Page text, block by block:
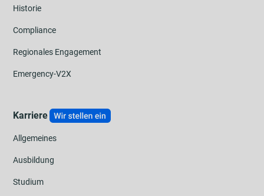
Historie
Compliance
Regionales Engagement
Emergency-V2X
Karriere
Allgemeines
Ausbildung
Studium